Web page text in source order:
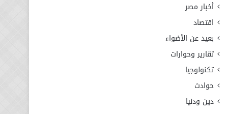
أخبار مصر
اقتصاد
بعيد عن الأضواء
تقارير وحوارات
تكنولوجيا
حوادث
دين ودنيا